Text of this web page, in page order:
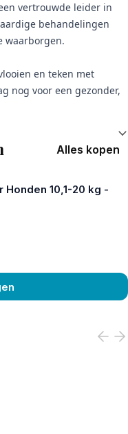
vertrouwde leider in
behandelingen
waarborgen.
en teken met
nog voor een gezonder,
Alles kopen
10,1-20 kg -